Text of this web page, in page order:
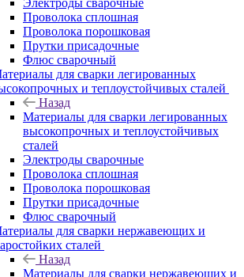
Электроды сварочные
Проволока сплошная
Проволока порошковая
Прутки присадочные
Флюс сварочный
для сварки легированных
и теплоустойчивых сталей
Назад
Материалы для сварки легированных
высокопрочных и теплоустойчивых
сталей
Электроды сварочные
Проволока сплошная
Проволока порошковая
Прутки присадочные
Флюс сварочный
для сварки нержавеющих и
сталей
Назад
Материалы для сварки нержавеющих и